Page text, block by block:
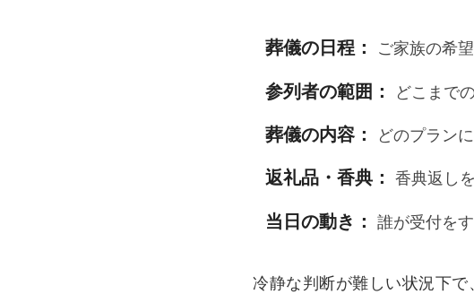
葬儀の日程： ご家族の希
参列者の範囲： どこまで
葬儀の内容： どのプラン
返礼品・香典： 香典返し
当日の動き： 誰が受付を
冷静な判断が難しい状況下